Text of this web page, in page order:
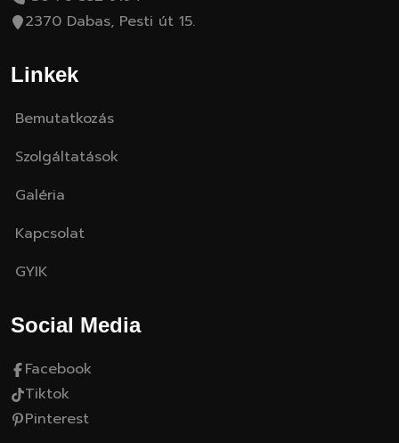
2370 Dabas, Pesti út 15.
Linkek
Bemutatkozás
Szolgáltatások
Galéria
Kapcsolat
GYIK
Social Media
Facebook
Tiktok
Pinterest